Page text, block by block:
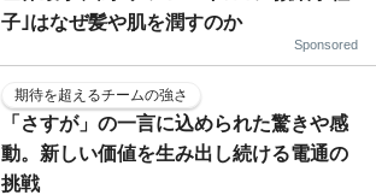
子｣はなぜ髪や肌を潤すのか
Sponsored
期待を超えるチームの強さ
「さすが」の一言に込められた驚きや感
動。新しい価値を生み出し続ける電通の
挑戦